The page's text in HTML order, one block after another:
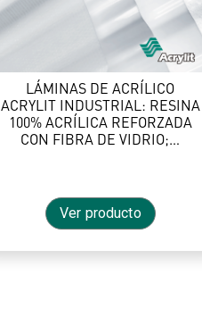
LÁMINAS DE ACRÍLICO
ACRYLIT INDUSTRIAL: RESINA
100% ACRÍLICA REFORZADA
CON FIBRA DE VIDRIO;…
Ver producto